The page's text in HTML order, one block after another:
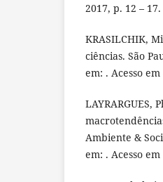
2017, p. 12 –
KRASILCHIK,
ciências. São
em: . Acesso
LAYRARGUES,
Ambiente &
em: . Acesso